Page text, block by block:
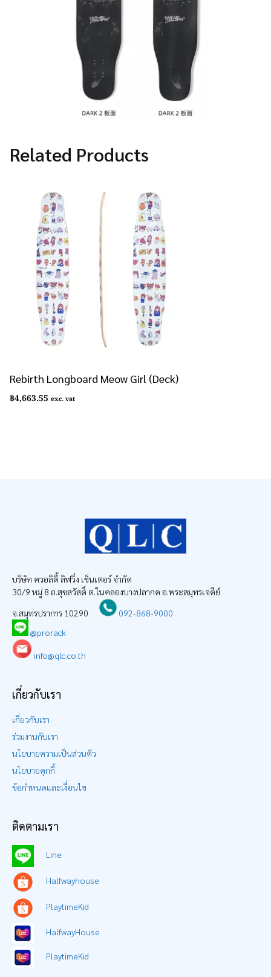
Related Products
Rebirth Longboard Meow Girl (Deck)
฿4,663.55 exc. vat
บริษัท ควอลิตี้ ลิฟวิ่ง เซ็นเตอร์ จำกัด
30/9 หมู่ 8 ถ.สุขสวัสดิ์ ต.ในคลองบางปลากด อ.พระสมุทรเจดีย์
จ.สมุทรปราการ 10290
092-868-9000
@prorack
info@qlc.co.th
เกี่ยวกับเรา
เกี่ยวกับเรา
ร่วมงานกับเรา
นโยบายความเป็นส่วนตัว
นโยบายคุกกี้
ข้อกำหนดและเงื่อนไข
ติดตามเรา
Line
Halfwayhouse
PlaytimeKid
HalfwayHouse
PlaytimeKid